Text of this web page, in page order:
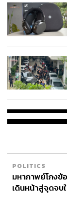
POLITICS
มหากาพย์โกง
เดินหน้าสู่จุดจบ